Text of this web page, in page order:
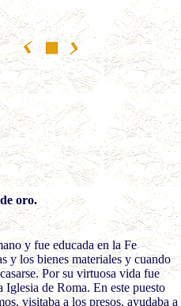
oro.
y fue educada en la Fe
y los bienes materiales y cuando
Por su virtuosa vida fue
Iglesia de Roma. En este puesto
visitaba a los presos, ayudaba a